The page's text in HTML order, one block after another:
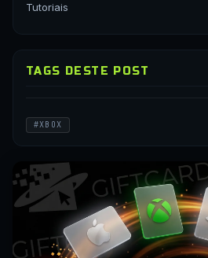
Tutoriais
TAGS DESTE POST
#XBOX